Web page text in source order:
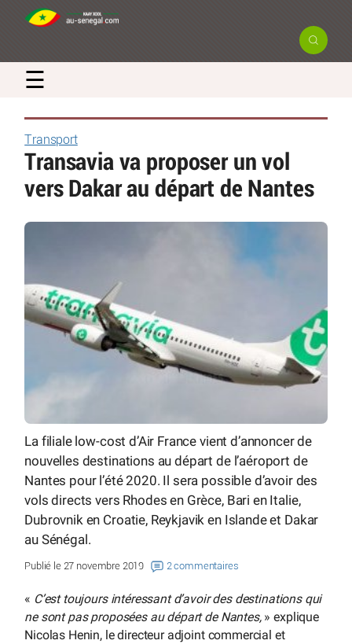
☰
Transport
Transavia va proposer un vol
vers Dakar au départ de Nantes
La filiale low-cost d’Air France vient d’annoncer de
nouvelles destinations au départ de l’aéroport de
Nantes pour l’été 2020. Il sera possible d’avoir des
vols directs vers Rhodes en Grèce, Bari en Italie,
Dubrovnik en Croatie, Reykjavik en Islande et Dakar
au Sénégal.
Publié le 27 novembre 2019 2 commentaires
« C’est toujours intéressant d’avoir des destinations qui
ne sont pas proposées au départ de Nantes,» explique
Nicolas Henin, le directeur adjoint commercial et